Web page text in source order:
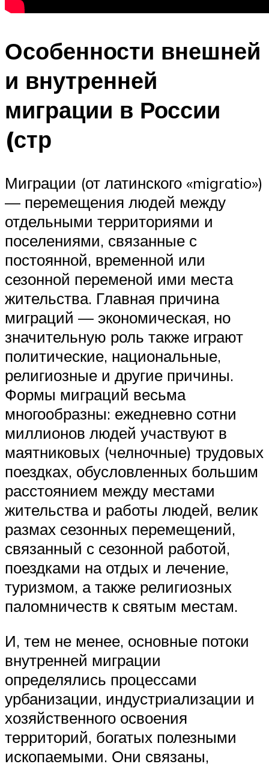
Особенности внешней
и внутренней
миграции в России
(стр
Миграции (от латинского «migratio»)
— перемещения людей между
отдельными территориями и
поселениями, связанные с
постоянной, временной или
сезонной переменой ими места
жительства. Главная причина
миграций — экономическая, но
значительную роль также играют
политические, национальные,
религиозные и другие причины.
Формы миграций весьма
многообразны: ежедневно сотни
миллионов людей участвуют в
маятниковых (челночные) трудовых
поездках, обусловленных большим
расстоянием между местами
жительства и работы людей, велик
размах сезонных перемещений,
связанный с сезонной работой,
поездками на отдых и лечение,
туризмом, а также религиозных
паломничеств к святым местам.
И, тем не менее, основные потоки
внутренней миграции
определялись процессами
урбанизации, индустриализации и
хозяйственного освоения
территорий, богатых полезными
ископаемыми. Они связаны,